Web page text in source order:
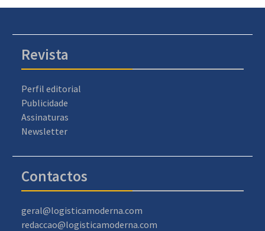
Revista
Perfil editorial
Publicidade
Assinaturas
Newsletter
Contactos
geral@logisticamoderna.com
redaccao@logisticamoderna.com